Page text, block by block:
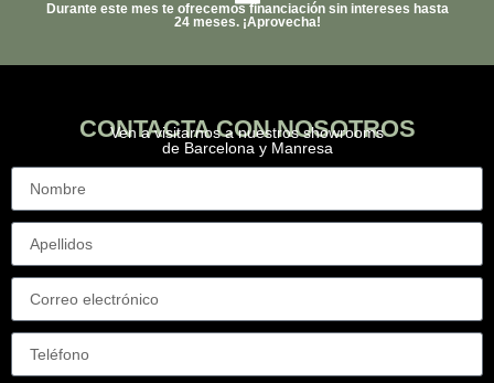
Durante este mes te ofrecemos financiación sin intereses hasta
24 meses. ¡Aprovecha!
CONTACTA CON NOSOTROS
Ven a visitarnos a nuestros showrooms
de Barcelona y Manresa